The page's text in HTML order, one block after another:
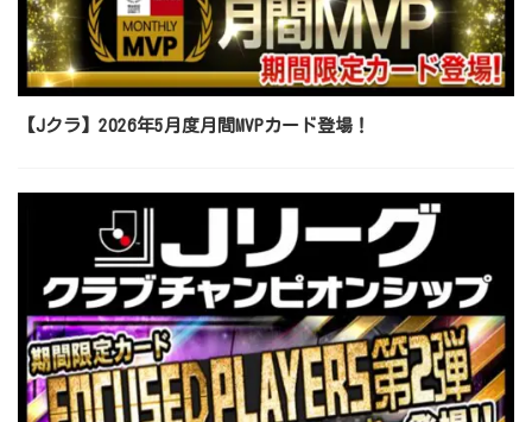
【Jクラ】2026年5月度月間MVPカード登場！